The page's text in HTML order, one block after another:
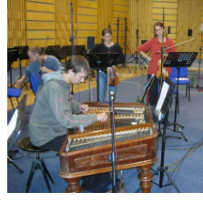
Jste zde